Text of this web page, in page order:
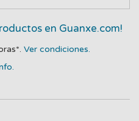
en Guanxe.com!
Ver condiciones.